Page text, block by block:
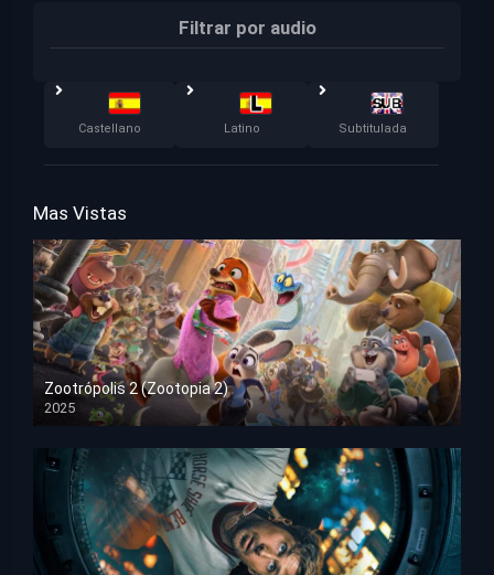
Filtrar por audio
Castellano Latino Subtitulada
Mas Vistas
Zootrópolis 2 (Zootopia 2)
2025
HD 1080p